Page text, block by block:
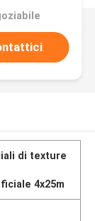
di texture
4x25m